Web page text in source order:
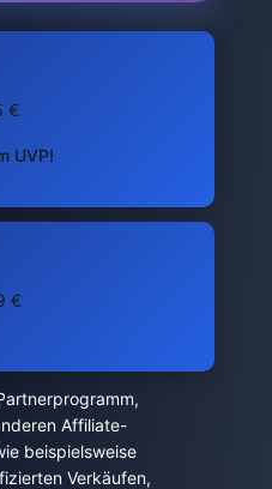
€
UVP!
€
Affiliate-
beispielsweise
Verkäufen,